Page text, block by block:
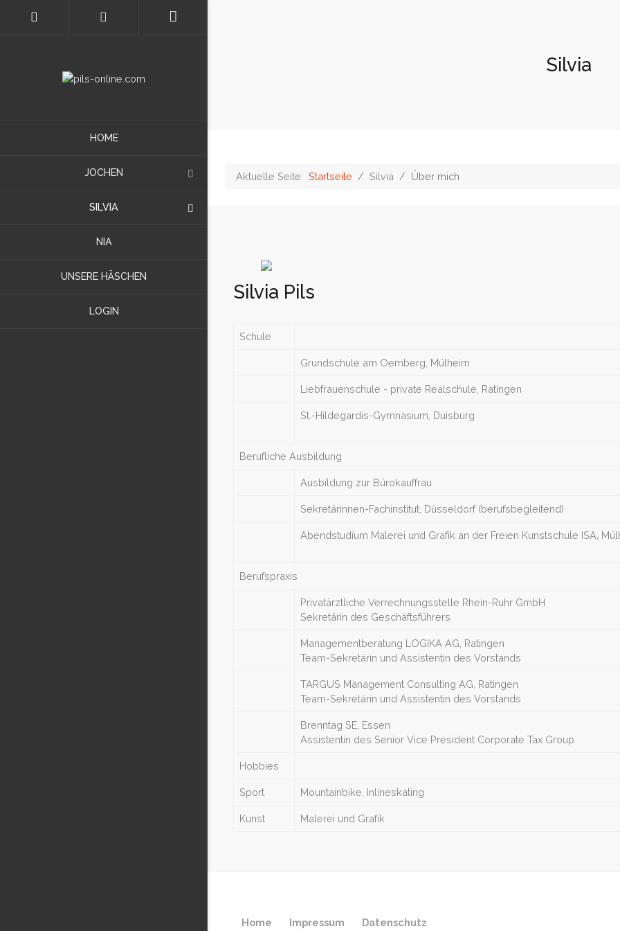
HOME
JOCHEN
SILVIA
NIA
UNSERE HÄSCHEN
LOGIN
Silvia
Aktuelle Seite: Startseite Silvia Über mich
Silvia Pils
Schule
Grundschule am Oemberg, Mülheim
Liebfrauenschule - private Realschule, Ratingen
St.-Hildegardis-Gymnasium, Duisburg
Berufliche Ausbildung
Ausbildung zur Bürokauffrau
Sekretärinnen-Fachinstitut, Düsseldorf (berufsbegleitend)
Abendstudium Malerei und Grafik an der Freien Kunstschule ISA,
Berufspraxis
Privatärztliche Verrechnungsstelle Rhein-Ruhr GmbH
Sekretärin des Geschäftsführers
Managementberatung LOGIKA AG, Ratingen
Team-Sekretärin und Assistentin des Vorstands
TARGUS Management Consulting AG, Ratingen
Team-Sekretärin und Assistentin des Vorstands
Brenntag SE, Essen
Assistentin des Senior Vice President Corporate Tax Group
Hobbies
Sport Mountainbike, Inlineskating
Kunst Malerei und Grafik
Home Impressum Datenschutz